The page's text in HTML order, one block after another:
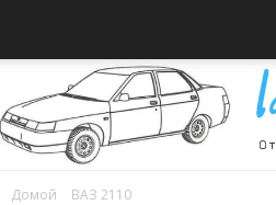
Домой ВАЗ 2110